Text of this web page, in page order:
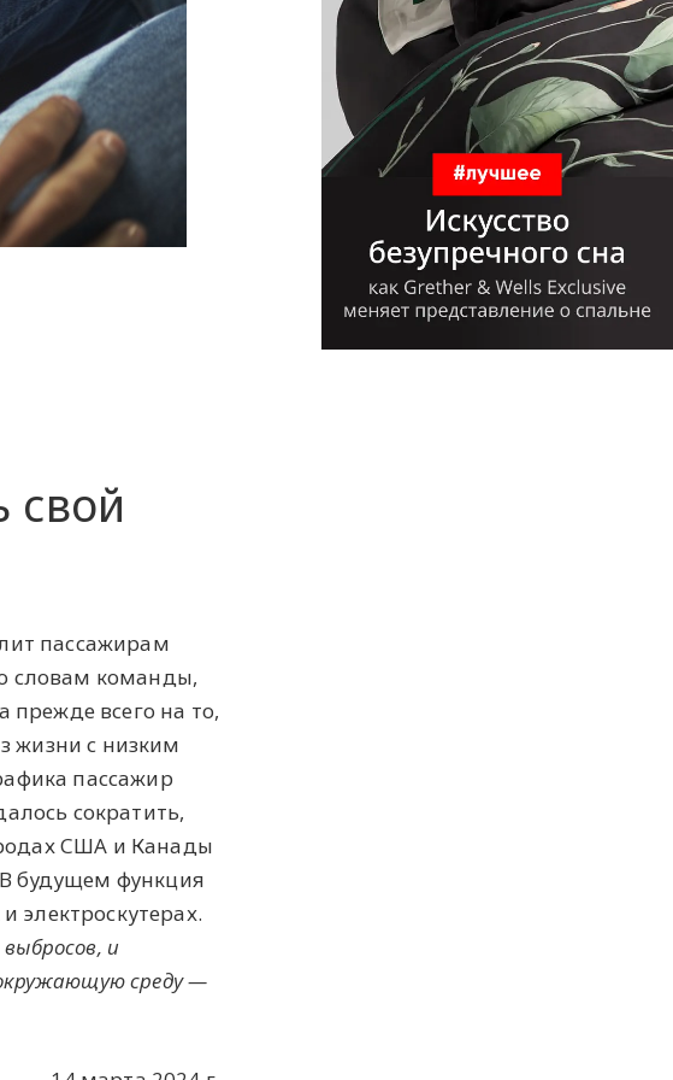
свой
пассажирам
словам команды,
всего на то,
жизни с низким
пассажир
сократить,
США и Канады
будущем функция
электроскутерах.
и
среду —